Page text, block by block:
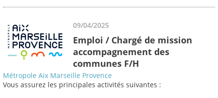
09/04/2025
Emploi / Chargé de mission
accompagnement des
communes F/H
Métropole Aix Marseille Provence
Vous assurez les principales activités suivantes :